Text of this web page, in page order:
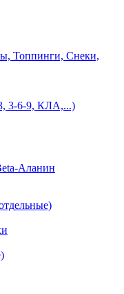
Топпинги, Снеки,
3-6-9, КЛА,...)
Аланин